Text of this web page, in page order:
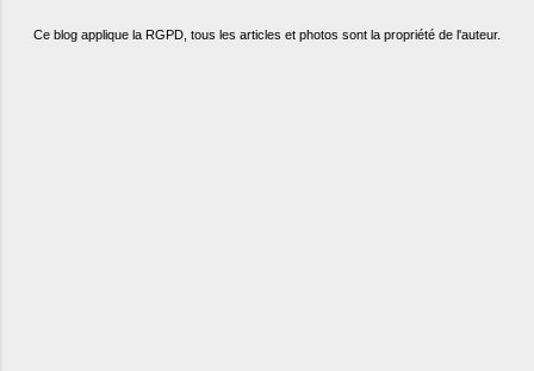
Ce blog applique la RGPD, tous les articles et photos sont la propriété de l'auteur.